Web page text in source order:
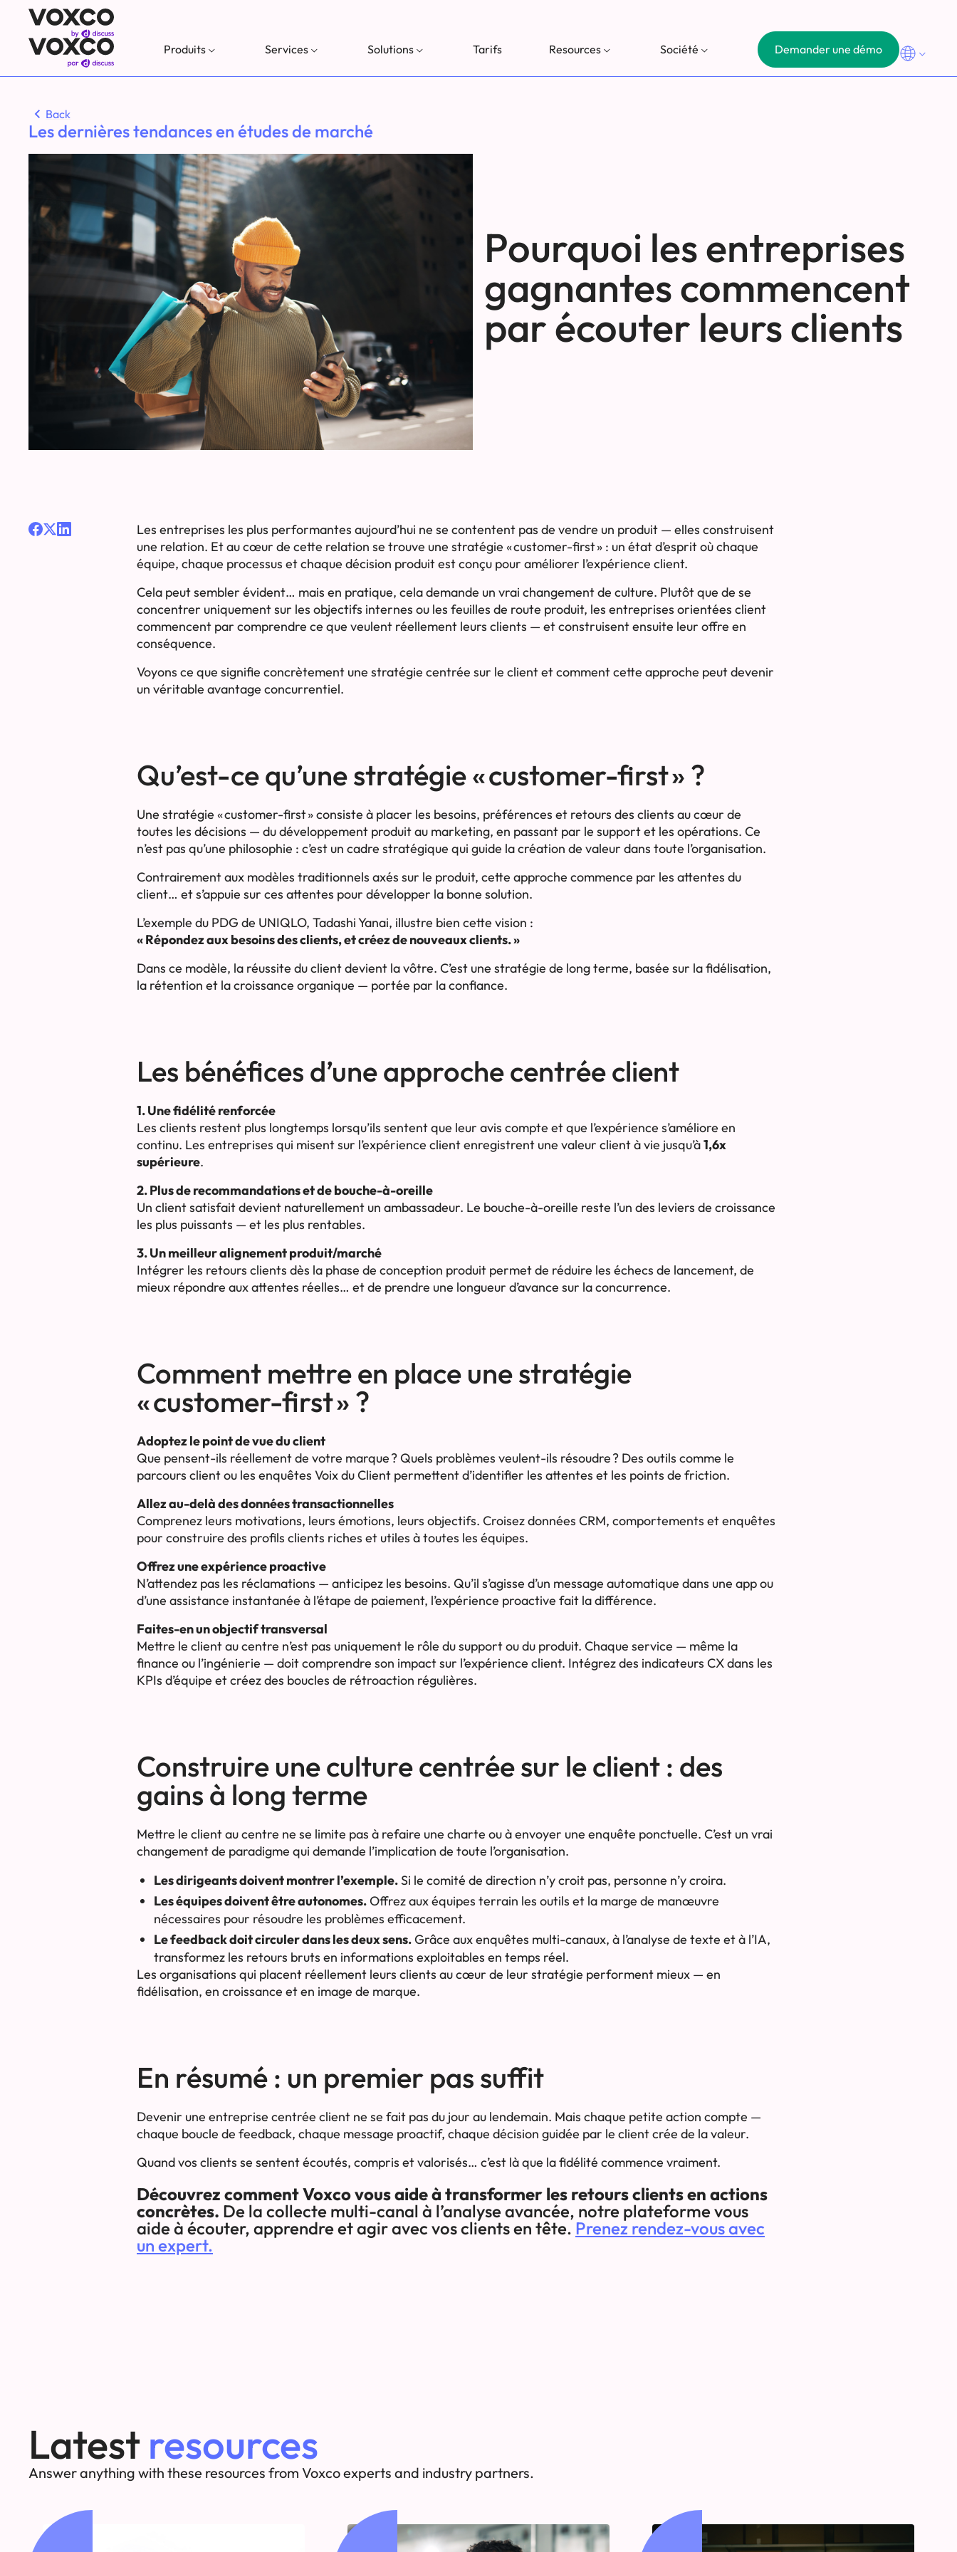
Produits Services Solutions Tarifs Resources Société Demander une démo
Back
Les dernières tendances en études de marché
Pourquoi les entreprises
gagnantes commencent
par écouter leurs clients
Les entreprises les plus performantes aujourd’hui ne se contentent pas de vendre un produit — elles construisent
une relation. Et au cœur de cette relation se trouve une stratégie « customer-first » : un état d’esprit où chaque
équipe, chaque processus et chaque décision produit est conçu pour améliorer l’expérience client.
Cela peut sembler évident… mais en pratique, cela demande un vrai changement de culture. Plutôt que de se
concentrer uniquement sur les objectifs internes ou les feuilles de route produit, les entreprises orientées client
commencent par comprendre ce que veulent réellement leurs clients — et construisent ensuite leur offre en
conséquence.
Voyons ce que signifie concrètement une stratégie centrée sur le client et comment cette approche peut devenir
un véritable avantage concurrentiel.
Qu’est-ce qu’une stratégie « customer-first » ?
Une stratégie « customer-first » consiste à placer les besoins, préférences et retours des clients au cœur de
toutes les décisions — du développement produit au marketing, en passant par le support et les opérations. Ce
n’est pas qu’une philosophie : c’est un cadre stratégique qui guide la création de valeur dans toute l’organisation.
Contrairement aux modèles traditionnels axés sur le produit, cette approche commence par les attentes du
client… et s’appuie sur ces attentes pour développer la bonne solution.
L’exemple du PDG de UNIQLO, Tadashi Yanai, illustre bien cette vision :
« Répondez aux besoins des clients, et créez de nouveaux clients. »
Dans ce modèle, la réussite du client devient la vôtre. C’est une stratégie de long terme, basée sur la fidélisation,
la rétention et la croissance organique — portée par la confiance.
Les bénéfices d’une approche centrée client
1. Une fidélité renforcée
Les clients restent plus longtemps lorsqu’ils sentent que leur avis compte et que l’expérience s’améliore en
continu. Les entreprises qui misent sur l’expérience client enregistrent une valeur client à vie jusqu’à1,6x
supérieure.
2. Plus de recommandations et de bouche-à-oreille
Un client satisfait devient naturellement un ambassadeur. Le bouche-à-oreille reste l’un des leviers de croissance
les plus puissants — et les plus rentables.
3. Un meilleur alignement produit/marché
Intégrer les retours clients dès la phase de conception produit permet de réduire les échecs de lancement, de
mieux répondre aux attentes réelles… et de prendre une longueur d’avance sur la concurrence.
Comment mettre en place une stratégie
« customer-first » ?
Adoptez le point de vue du client
Que pensent-ils réellement de votre marque ? Quels problèmes veulent-ils résoudre ? Des outils comme le
parcours client ou les enquêtes Voix du Client permettent d’identifier les attentes et les points de friction.
Allez au-delà des données transactionnelles
Comprenez leurs motivations, leurs émotions, leurs objectifs. Croisez données CRM, comportements et enquêtes
pour construire des profils clients riches et utiles à toutes les équipes.
Offrez une expérience proactive
N’attendez pas les réclamations — anticipez les besoins. Qu’il s’agisse d’un message automatique dans une app ou
d’une assistance instantanée à l’étape de paiement, l’expérience proactive fait la différence.
Faites-en un objectif transversal
Mettre le client au centre n’est pas uniquement le rôle du support ou du produit. Chaque service — même la
finance ou l’ingénierie — doit comprendre son impact sur l’expérience client. Intégrez des indicateurs CX dans les
KPIs d’équipe et créez des boucles de rétroaction régulières.
Construire une culture centrée sur le client : des
gains à long terme
Mettre le client au centre ne se limite pas à refaire une charte ou à envoyer une enquête ponctuelle. C’est un vrai
changement de paradigme qui demande l’implication de toute l’organisation.
Les dirigeants doivent montrer l’exemple.Si le comité de direction n’y croit pas, personne n’y croira.
Les équipes doivent être autonomes.Offrez aux équipes terrain les outils et la marge de manœuvre
nécessaires pour résoudre les problèmes efficacement.
Le feedback doit circuler dans les deux sens.Grâce aux enquêtes multi-canaux, à l’analyse de texte et à l’IA,
transformez les retours bruts en informations exploitables en temps réel.
Les organisations qui placent réellement leurs clients au cœur de leur stratégie performent mieux — en
fidélisation, en croissance et en image de marque.
En résumé : un premier pas suffit
Devenir une entreprise centrée client ne se fait pas du jour au lendemain. Mais chaque petite action compte —
chaque boucle de feedback, chaque message proactif, chaque décision guidée par le client crée de la valeur.
Quand vos clients se sentent écoutés, compris et valorisés… c’est là que la fidélité commence vraiment.
Découvrez comment Voxco vous aide à transformer les retours clients en actions
concrètes. De la collecte multi-canal à l’analyse avancée, notre plateforme vous
aide à écouter, apprendre et agir avec vos clients en tête. Prenez rendez-vous avec
un expert.
Latestresources
Answer anything with these resources from Voxco experts and industry partners.